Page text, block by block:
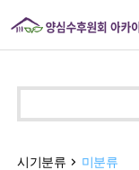
시기분류 미분류